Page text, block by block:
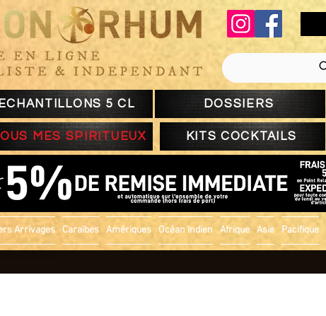
ECHANTILLONS 5 CL DOSSIERS
MES SPIRITUEUX KITS COCKTAILS
Arrivages Caraïbes Amériques Océan Indien Afrique Asie Pacifique